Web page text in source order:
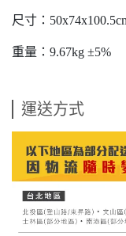
尺寸：
重量：9.67kg ±5%
運送方式